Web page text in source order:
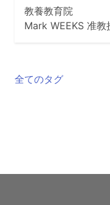
教養教育院
Mark WEEKS 准教
全てのタグ